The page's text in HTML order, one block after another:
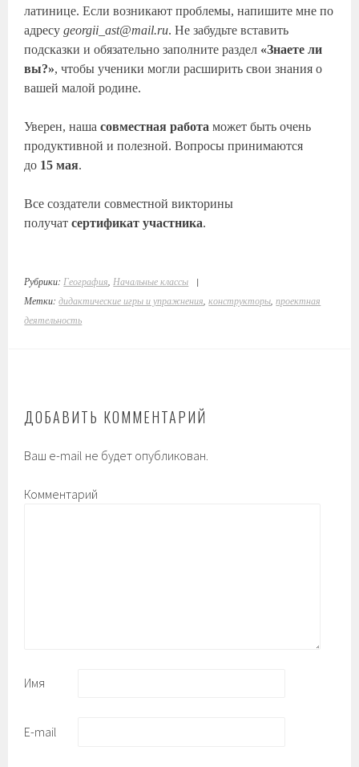
латинице. Если возникают проблемы, напишите мне по
адресуgeorgii_ast@mail.ru. Не забудьте вставить
подсказки и обязательно заполните раздел «Знаете ли
вы?», чтобы ученики могли расширить свои знания о
вашей малой родине.
Уверен, нашасовместная работа может быть очень
продуктивной и полезной. Вопросы принимаются
до 15 мая.
Все создатели совместной викторины
получатсертификат участника.
Рубрики: География Начальные классы
|
Метки:дидактические игры и упражнения ,конструкторы ,проектная
деятельность
ДОБАВИТЬ КОММЕНТАРИЙ
Ваш e-mail не будет опубликован.
Комментарий
Имя
E-mail